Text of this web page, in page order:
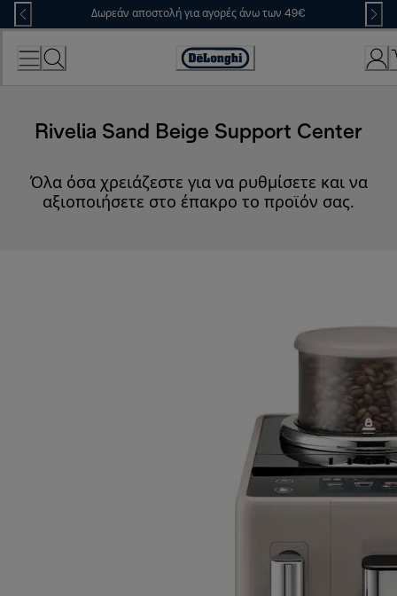
Skip
to
Content
Δωρεάν αποστολή για αγορές άνω των 49€
Accessibility
Rivelia Sand Beige Support Center
Όλα όσα χρειάζεστε για να ρυθμίσετε και να
αξιοποιήσετε στο έπακρο το προϊόν σας.